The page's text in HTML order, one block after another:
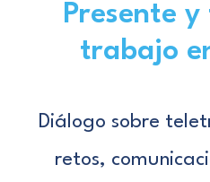
Presente
trabajo
Diálogo sobre
retos,